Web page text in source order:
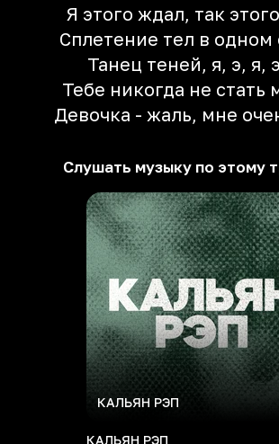
Я этого ждал, так
Сплетение тел в одном
Танец теней, я, э, я,
Тебе никогда не стать
Девочка - жаль, мне
Слушать музыку по этому
КАЛЬЯН РЭП
КАЛЬЯН РЭП